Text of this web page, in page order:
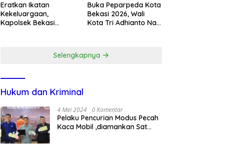
Eratkan Ikatan
Kekeluargaan,
Kapolsek Bekasi
Buka Peparpeda Kota
Bekasi 2026, Wali
Kota Tri Adhianto Naik
Selengkapnya
Hukum dan Kriminal
4 Mei 2024 0 Komentar
Pelaku Pencurian Modus Pecah
Kaca Mobil ,diamankan Sat